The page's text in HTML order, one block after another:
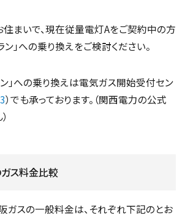
まいで、現在従量電灯Aをご契約中の方
ン」への乗り換えをご検討ください。
ン」への乗り換えは電気ガス開始受付セン
）でも承っております。（関西電力の公式
ガス料金比較
ガスの一般料金は、それぞれ下記のとお